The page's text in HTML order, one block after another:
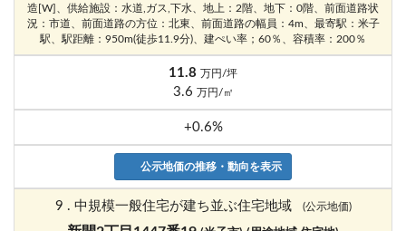
造[W]、供給施設：水道,ガス,下水、地上：2階、地下：0階、前面道路状
況：市道、前面道路の方位：北東、前面道路の幅員：4m、最寄駅：米子
駅、駅距離：950m(徒歩11.9分)、建ぺい率；60％、容積率：200％
11.8 万円/坪
3.6 万円/㎡
+0.6%
公示地価の推移・動向を表示
9 . 中規模一般住宅が建ち並ぶ住宅地域 (公示地価)